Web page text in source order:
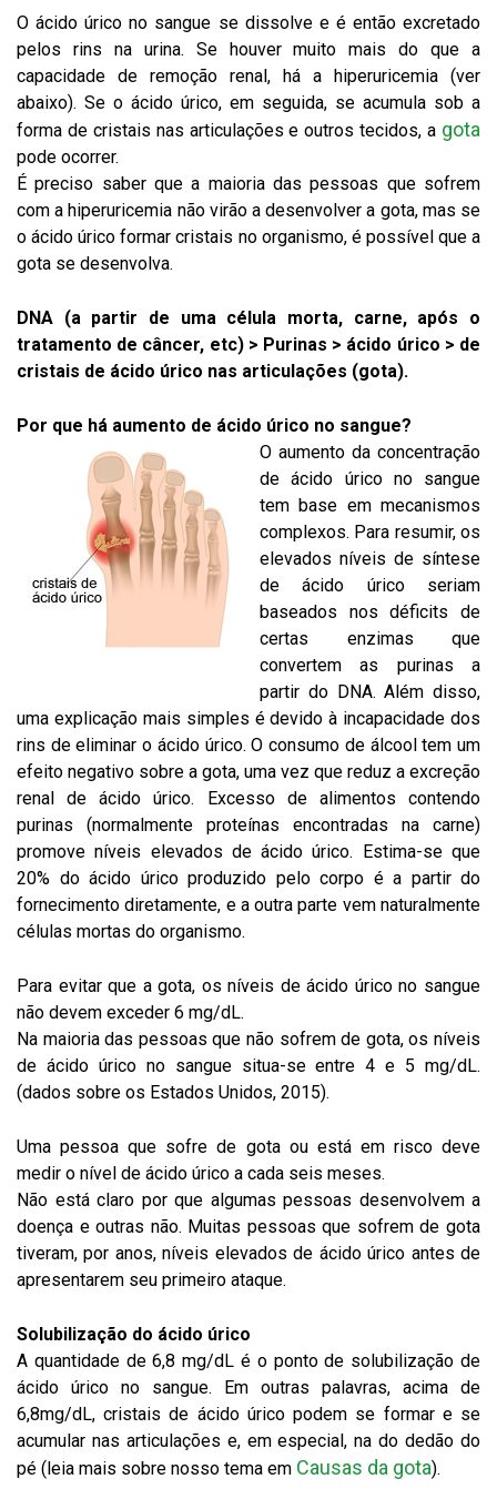
O ácido úrico no sangue se dissolve e é então excretado
pelos rins na urina. Se houver muito mais do que a
capacidade de remoção renal, há a hiperuricemia (ver
abaixo). Se o ácido úrico, em seguida, se acumula sob a
forma de cristais nas articulações e outros tecidos, a gota
pode ocorrer.
É preciso saber que a maioria das pessoas que sofrem
com a hiperuricemia não virão a desenvolver a gota, mas se
o ácido úrico formar cristais no organismo, é possível que a
gota se desenvolva.
DNA (a partir de uma célula morta, carne, após o
tratamento de câncer, etc) > Purinas > ácido úrico > de
cristais de ácido úrico nas articulações (gota).
Por que há aumento de ácido úrico no sangue?
O aumento da concentração
de ácido úrico no sangue
tem base em mecanismos
complexos. Para resumir, os
elevados níveis de síntese
de ácido úrico seriam
baseados nos déficits de
certas enzimas que
convertem as purinas a
partir do DNA. Além disso,
uma explicação mais simples é devido à incapacidade dos
rins de eliminar o ácido úrico. O consumo de álcool tem um
efeito negativo sobre a gota, uma vez que reduz a excreção
renal de ácido úrico. Excesso de alimentos contendo
purinas (normalmente proteínas encontradas na carne)
promove níveis elevados de ácido úrico. Estima-se que
20% do ácido úrico produzido pelo corpo é a partir do
fornecimento diretamente, e a outra parte vem naturalmente
células mortas do organismo.
Para evitar que a gota, os níveis de ácido úrico no sangue
não devem exceder 6 mg/dL.
Na maioria das pessoas que não sofrem de gota, os níveis
de ácido úrico no sangue situa-se entre 4 e 5 mg/dL.
(dados sobre os Estados Unidos, 2015).
Uma pessoa que sofre de gota ou está em risco deve
medir o nível de ácido úrico a cada seis meses.
Não está claro por que algumas pessoas desenvolvem a
doença e outras não. Muitas pessoas que sofrem de gota
tiveram, por anos, níveis elevados de ácido úrico antes de
apresentarem seu primeiro ataque.
Solubilização do ácido úrico
A quantidade de 6,8 mg/dL é o ponto de solubilização de
ácido úrico no sangue. Em outras palavras, acima de
6,8mg/dL, cristais de ácido úrico podem se formar e se
acumular nas articulações e, em especial, na do dedão do
pé (leia mais sobre nosso tema em Causas da gota).